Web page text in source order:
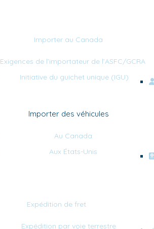
Importer au Canada
Exigences de l’importateur de l’ASFC/GCRA
Initiative du guichet unique (IGU)
Importer des véhicules
Au Canada
Aux États-Unis
Expédition de fret
Expédition par voie terrestre